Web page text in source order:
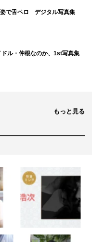
で舌ペロ デジタル写真集
ル・仲根なのか、1st写真集
もっと見る